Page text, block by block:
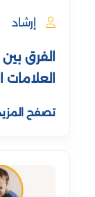
إرشاد
الفرق
العلامات
تصفح